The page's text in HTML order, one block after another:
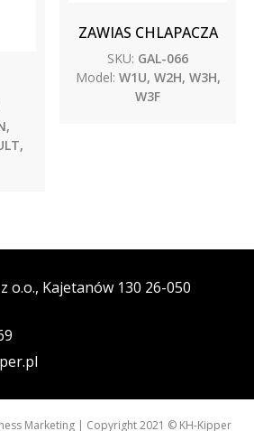
ZAWIAS CHLAPACZA
SKU: GAL-066
Model: W1U, W2H, W3H,
W3F
z o.o., Kajetanów 130 26-050
Marketing| Copyright 2021 © KH-Kipper